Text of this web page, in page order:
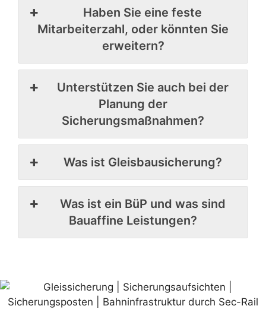
Haben Sie eine feste
Mitarbeiterzahl, oder könnten Sie
erweitern?
Unterstützen Sie auch bei der
Planung der
Sicherungsmaßnahmen?
Was ist Gleisbausicherung?
Was ist ein BüP und was sind
Bauaffine Leistungen?